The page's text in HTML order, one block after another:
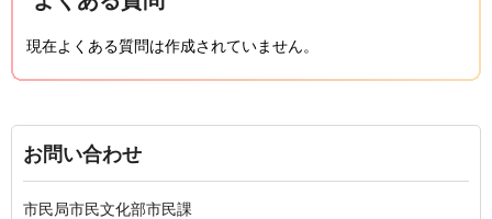
現在よくある質問は作成されていません。
お問い合わせ
市民局市民文化部市民課